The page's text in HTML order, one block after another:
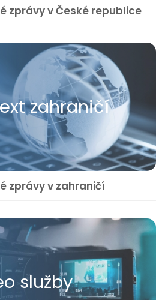
zprávy v České republice
zahraničí
zprávy v zahraničí
služby